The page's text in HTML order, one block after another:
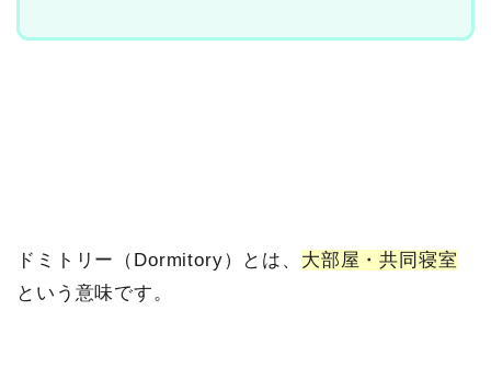
ドミトリー（Dormitory）とは、 大部屋・共同寝室
という意味です。